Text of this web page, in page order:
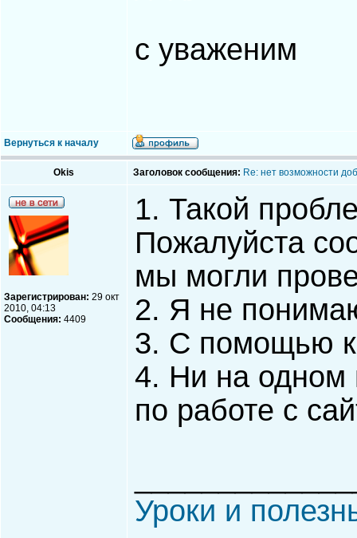
с уваженим
Вернуться к началу
Okis Заголовок сообщения: Re: нет возможности
Зарегистрирован: 29 окт
2010, 04:13
Сообщения: 4409
1. Такой
Пожалуйста
мы могли
2. Я не
3. С помощью
4. Ни на одном
по работе с
Уроки и